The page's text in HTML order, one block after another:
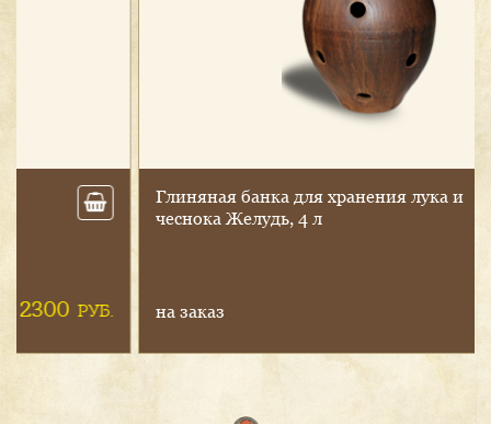
Гли­няная бан­ка для хра­нения лу­ка и
чес­но­ка Ви­шен­ка, 4 л
на заказ